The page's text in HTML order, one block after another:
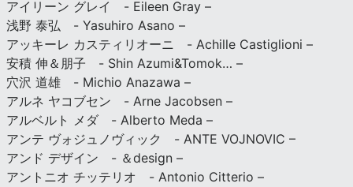
アイリーン グレイ - Eileen Gray –
浅野 泰弘 - Yasuhiro Asano –
アッキーレ カスティリオーニ - Achille Castiglioni –
安積 伸＆朋子 - Shin Azumi&Tomok… –
穴沢 道雄 - Michio Anazawa –
アルネ ヤコブセン - Arne Jacobsen –
アルベルト メダ - Alberto Meda –
アンテ ヴォジュノヴィック - ANTE VOJNOVIC –
アンド デザイン - ＆design –
アントニオ チッテリオ - Antonio Citterio –